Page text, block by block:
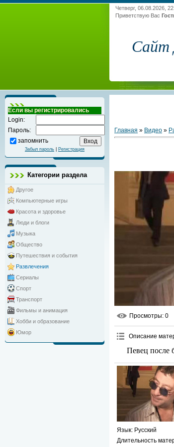
Четверг, 06.08.2026,
Приветствую Вас
Сайт
Если вы регистрировались
Login:
Пароль:
запомнить
Забыл пароль Регистрация
Категории раздела
Другое
Компьютерные игры
Красота и здоровье
Люди и блоги
Музыка
Общество
Путешествия и события
Развлечения
Сериалы
Спорт
Транспорт
Фильмы и анимация
Хобби и образование
Юмор
Главная » Видео »
Просмотры: 0
Описание
Певец после
Язык: Русский
Длительность